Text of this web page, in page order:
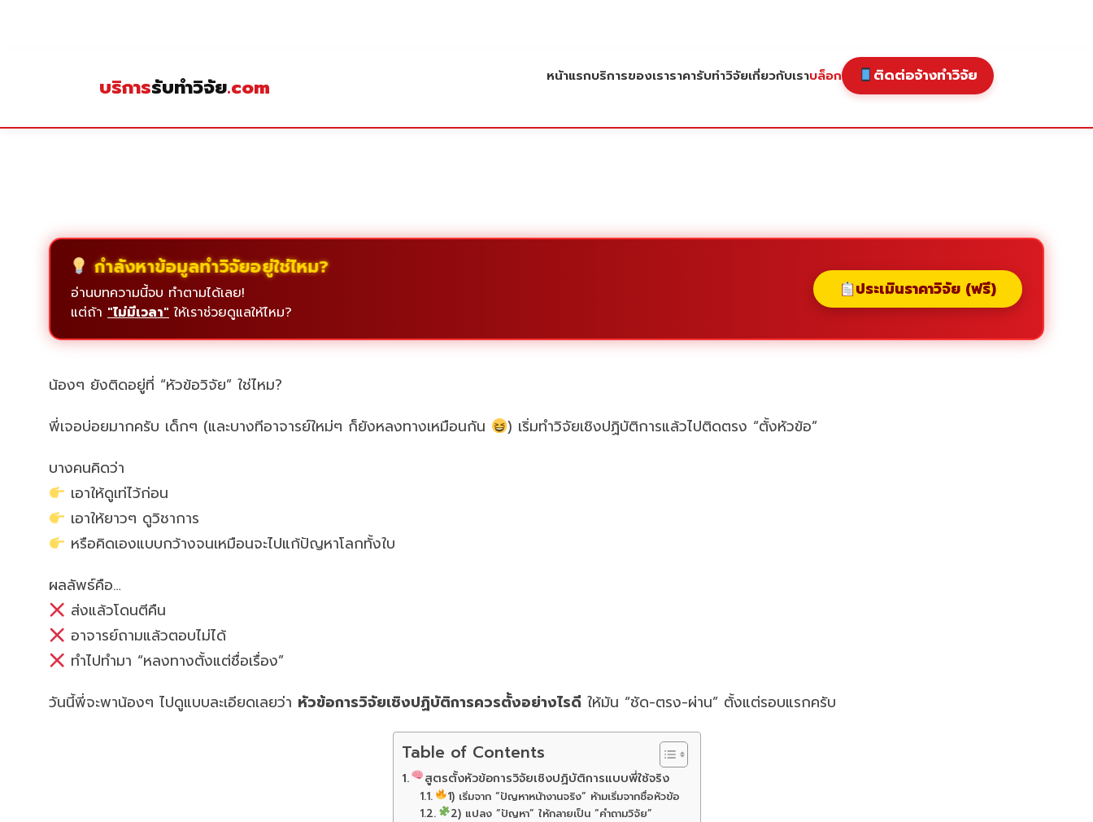
บริการรับทำวิจัย.com หน้าแรกบริการของเราราคารับทำวิจัยเกี่ยวกับเราบล็อก ติดต่อจ้างทำวิจัย
กำลังหาข้อมูลทำวิจัยอยู่ใช่ไหม?
อ่านบทความนี้จบ ทำตามได้เลย!
แต่ถ้า "ไม่มีเวลา" ให้เราช่วยดูแลให้ไหม?
ประเมินราคาวิจัย (ฟรี)
น้องๆ ยังติดอยู่ที่ “หัวข้อวิจัย” ใช่ไหม?
พี่เจอบ่อยมากครับ เด็กๆ (และบางทีอาจารย์ใหม่ๆ ก็ยังหลงทางเหมือนกัน
) เริ่มทำวิจัยเชิงปฏิบัติการแล้วไปติดตรง “ตั้งหัวข้อ”
บางคนคิดว่า
เอาให้ดูเท่ไว้ก่อน
เอาให้ยาวๆ ดูวิชาการ
หรือคิดเองแบบกว้างจนเหมือนจะไปแก้ปัญหาโลกทั้งใบ
ผลลัพธ์คือ…
ส่งแล้วโดนตีคืน
อาจารย์ถามแล้วตอบไม่ได้
ทำไปทำมา “หลงทางตั้งแต่ชื่อเรื่อง”
วันนี้พี่จะพาน้องๆ ไปดูแบบละเอียดเลยว่า หัวข้อการวิจัยเชิงปฏิบัติการควรตั้งอย่างไรดี ให้มัน “ชัด-ตรง-ผ่าน” ตั้งแต่รอบแรกครับ
Table of Contents
สูตรตั้งหัวข้อการวิจัยเชิงปฏิบัติการแบบพี่ใช้จริง
1) เริ่มจาก “ปัญหาหน้างานจริง” ห้ามเริ่มจากชื่อหัวข้อ
2) แปลง “ปัญหา” ให้กลายเป็น “คำถามวิจัย”